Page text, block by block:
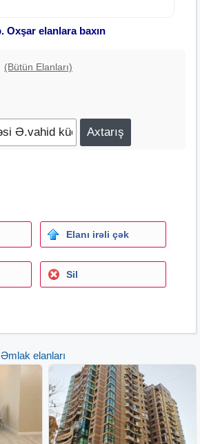
Oxşar elanlara baxın
(Bütün Elanları)
Elanı irəli çək
Sil
elanları